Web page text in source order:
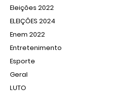
Eleições 2022
ELEIÇÕES 2024
Enem 2022
Entretenimento
Esporte
Geral
LUTO